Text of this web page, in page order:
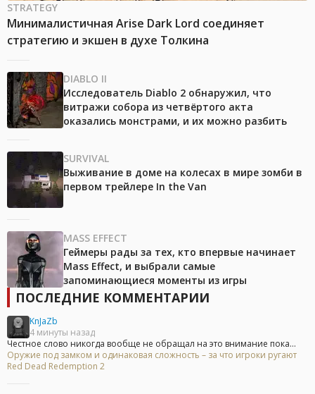
STRATEGY
Минималистичная Arise Dark Lord соединяет
стратегию и экшен в духе Толкина
DIABLO II
Исследователь Diablo 2 обнаружил, что
витражи собора из четвёртого акта
оказались монстрами, и их можно разбить
SURVIVAL
Выживание в доме на колесах в мире зомби в
первом трейлере In the Van
MASS EFFECT
Геймеры рады за тех, кто впервые начинает
Mass Effect, и выбрали самые
запоминающиеся моменты из игры
ПОСЛЕДНИЕ КОММЕНТАРИИ
KnJaZb
4 минуты назад
Честное слово никогда вообще не обращал на это внимание пока...
Оружие под замком и одинаковая сложность – за что игроки ругают
Red Dead Redemption 2